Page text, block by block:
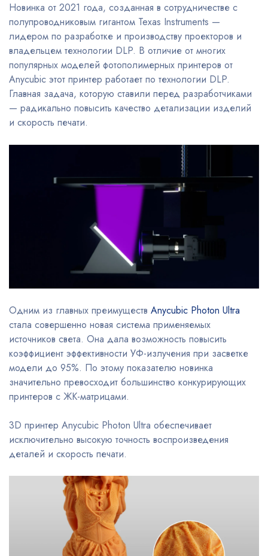
Новинка от 2021 года, созданная в сотрудничестве с
полупроводниковым гигантом Texas Instruments —
лидером по разработке и производству проекторов и
владельцем технологии DLP. В отличие от многих
популярных моделей фотополимерных принтеров от
Anycubic этот принтер работает по технологии DLP.
Главная задача, которую ставили перед разработчиками
— радикально повысить качество детализации изделий
и скорость печати.
Одним из главных преимуществ Anycubic Photon Ultra
стала совершенно новая система применяемых
источников света. Она дала возможность повысить
коэффициент эффективности УФ-излучения при засветке
модели до 95%. По этому показателю новинка
значительно превосходит большинство конкурирующих
принтеров с ЖК-матрицами.
3D принтер Anycubic Photon Ultra обеспечивает
исключительно высокую точность воспроизведения
деталей и скорость печати.